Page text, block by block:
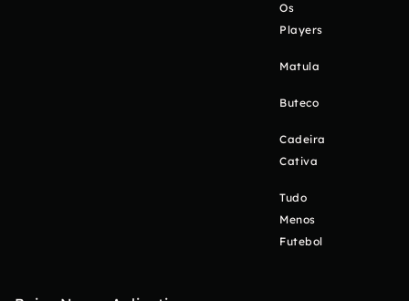
Os
Players
Matula
Buteco
Cadeira
Cativa
Tudo
Menos
Futebol